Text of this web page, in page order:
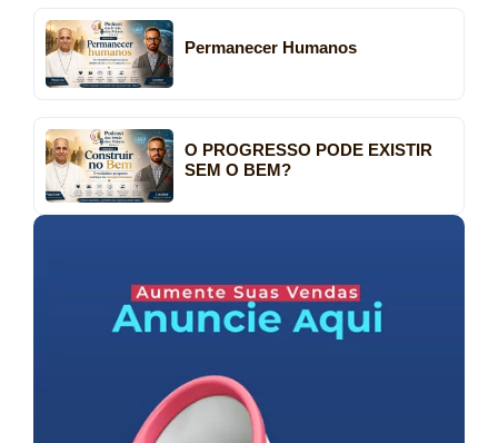
Permanecer Humanos
O PROGRESSO PODE EXISTIR
SEM O BEM?